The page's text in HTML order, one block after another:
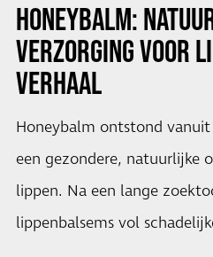
HONEYBALM:
VERZORGING VOOR
VERHAAL
Honeybalm ontstond vanuit
een gezondere, natuurlijke
lippen. Na een lange
lippenbalsems vol